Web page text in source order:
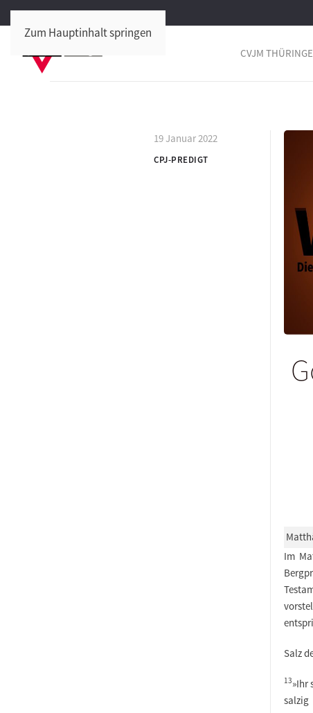
Zum Hauptinhalt springen
CVJM
19 Januar 2022
CPJ-PREDIGT
Im
Salz
13»Ihr
salzig